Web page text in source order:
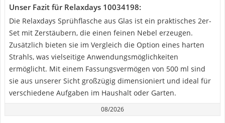
Unser Fazit für Relaxdays 10034198:
Die Relaxdays Sprühflasche aus Glas ist ein praktisches 2er-
Set mit Zerstäubern, die einen feinen Nebel erzeugen.
Zusätzlich bieten sie im Vergleich die Option eines harten
Strahls, was vielseitige Anwendungsmöglichkeiten
ermöglicht. Mit einem Fassungsvermögen von 500 ml sind
sie aus unserer Sicht großzügig dimensioniert und ideal für
verschiedene Aufgaben im Haushalt oder Garten.
08/2026